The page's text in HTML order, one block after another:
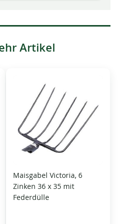
Artikel
Maisgabel Victoria, 6
Zinken 36 x 35 mit
Federdülle